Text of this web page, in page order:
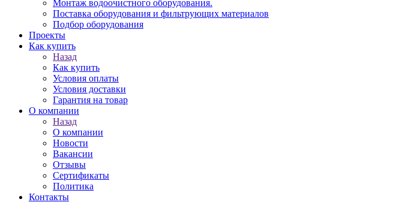
Монтаж водоочистного оборудования.
Поставка оборудования и фильтрующих материалов
Подбор оборудования
Проекты
Как купить
Назад
Как купить
Условия оплаты
Условия доставки
Гарантия на товар
О компании
Назад
О компании
Новости
Вакансии
Отзывы
Сертификаты
Политика
Контакты